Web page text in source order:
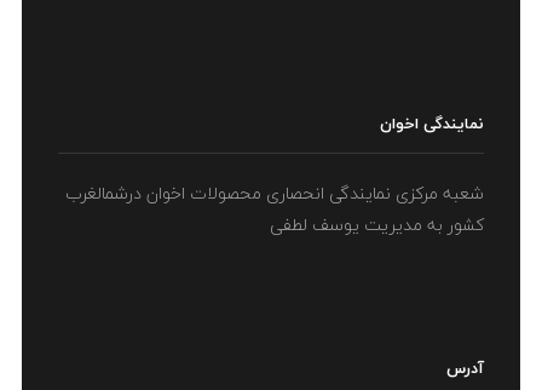
SoundCloud
Mauris mauris ante, blandit et, ultrices a, suscipit eget, quam. Integer ut
neque. Vivamus nisi metus, molestie vel, gravida in, condimentum sit
نمایندگی اخوان
شعبه مرکزی نمایندگی انحصاری محصولات اخوان درشمالغرب
کشور به مدیریت یوسف لطفی
آدرس